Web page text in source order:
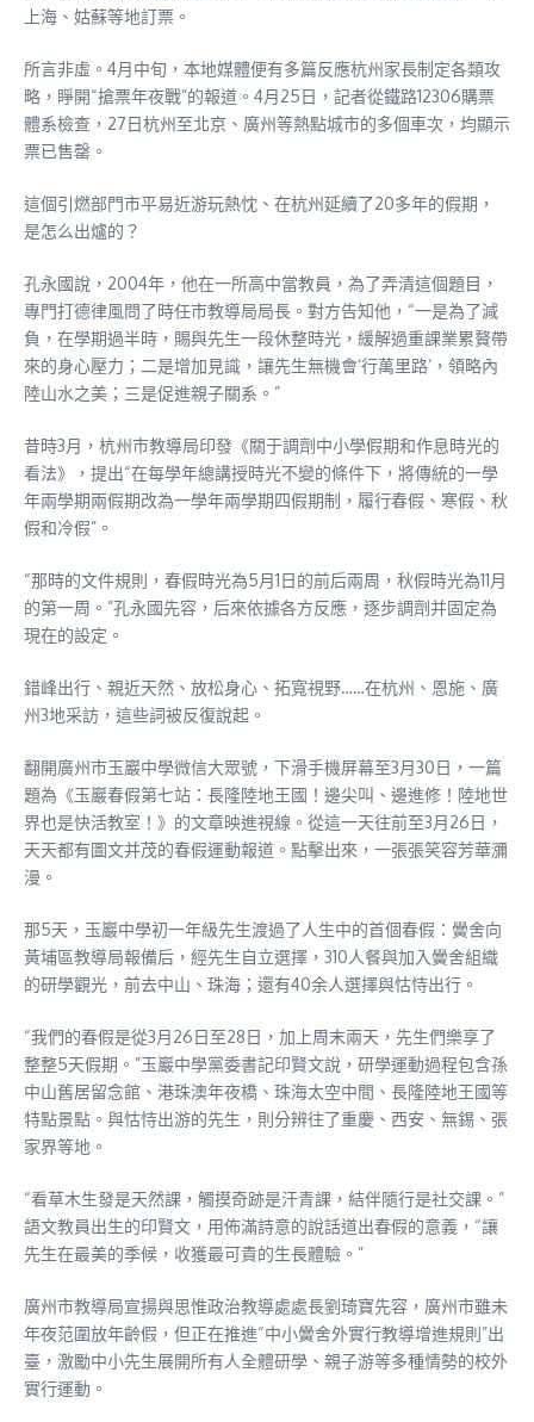
上海、姑蘇等地訂票。
所言非虛。4月中旬，本地媒體便有多篇反應杭州家長制定各類攻
略，睜開“搶票年夜戰”的報道。4月25日，記者從鐵路12306購票
體系檢查，27日杭州至北京、廣州等熱點城市的多個車次，均顯示
票已售罄。
這個引燃部門市平易近游玩熱忱、在杭州延續了20多年的假期，
是怎么出爐的？
孔永國說，2004年，他在一所高中當教員，為了弄清這個題目，
專門打德律風問了時任市教導局局長。對方告知他，“一是為了減
負，在學期過半時，賜與先生一段休整時光，緩解過重課業累贅帶
來的身心壓力；二是增加見識，讓先生無機會‘行萬里路’，領略內
陸山水之美；三是促進親子關系。”
昔時3月，杭州市教導局印發《關于調劑中小學假期和作息時光的
看法》，提出“在每學年總講授時光不變的條件下，將傳統的一學
年兩學期兩假期改為一學年兩學期四假期制，履行春假、寒假、秋
假和冷假”。
“那時的文件規則，春假時光為5月1日的前后兩周，秋假時光為11月
的第一周。”孔永國先容，后來依據各方反應，逐步調劑并固定為
現在的設定。
錯峰出行、親近天然、放松身心、拓寬視野……在杭州、恩施、廣
州3地采訪，這些詞被反復說起。
翻開廣州市玉巖中學微信大眾號，下滑手機屏幕至3月30日，一篇
題為《玉巖春假第七站：長隆陸地王國！邊尖叫、邊進修！陸地世
界也是快活教室！》的文章映進視線。從這一天往前至3月26日，
天天都有圖文并茂的春假運動報道。點擊出來，一張張笑容芳華瀰
漫。
那5天，玉巖中學初一年級先生渡過了人生中的首個春假：黌舍向
黃埔區教導局報備后，經先生自立選擇，310人餐與加入黌舍組織
的研學觀光，前去中山、珠海；還有40余人選擇與怙恃出行。
“我們的春假是從3月26日至28日，加上周末兩天，先生們樂享了
整整5天假期。”玉巖中學黨委書記印賢文說，研學運動過程包含孫
中山舊居留念館、港珠澳年夜橋、珠海太空中間、長隆陸地王國等
特點景點。與怙恃出游的先生，則分辨往了重慶、西安、無錫、張
家界等地。
“看草木生發是天然課，觸摸奇跡是汗青課，結伴隨行是社交課。”
語文教員出生的印賢文，用佈滿詩意的說話道出春假的意義，“讓
先生在最美的季候，收獲最可貴的生長體驗。”
廣州市教導局宣揚與思惟政治教導處處長劉琦寶先容，廣州市雖未
年夜范圍放年齡假，但正在推進“中小黌舍外實行教導增進規則”出
臺，激勵中小先生展開所有人全體研學、親子游等多種情勢的校外
實行運動。